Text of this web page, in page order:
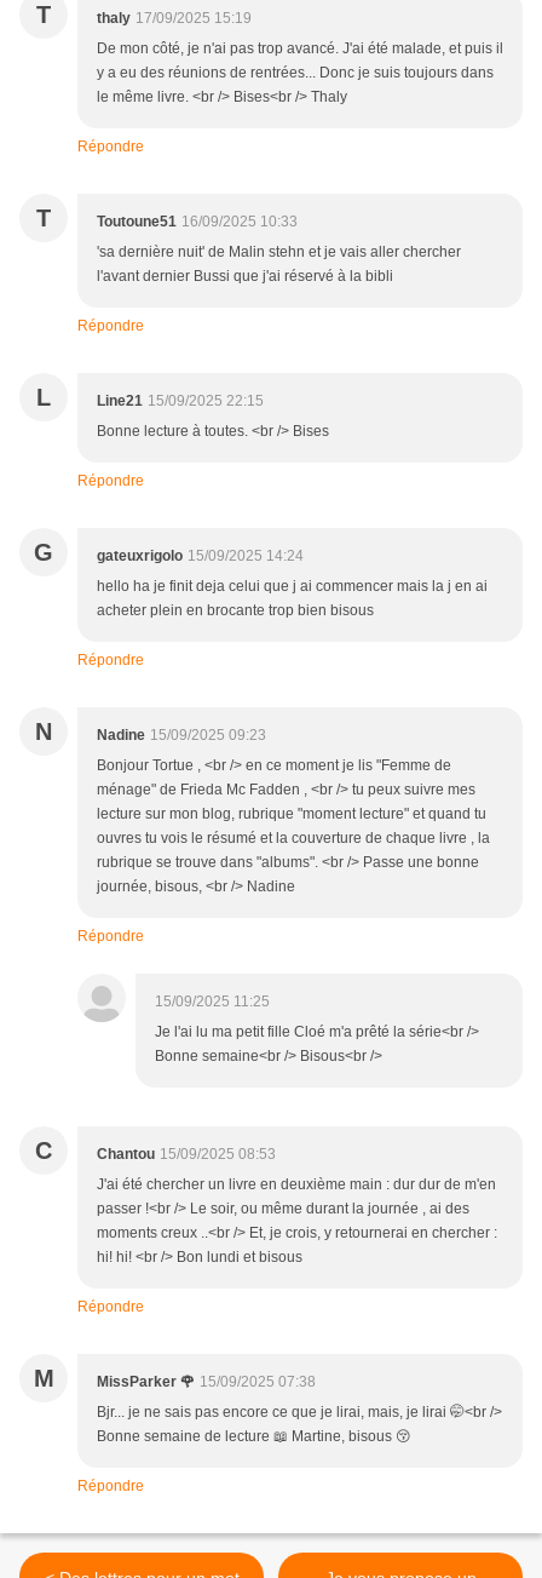
T thaly 17/09/2025 15:19
De mon côté, je n'ai pas trop avancé. J'ai été malade, et puis il
y a eu des réunions de rentrées... Donc je suis toujours dans
le même livre. <br /> Bises<br /> Thaly
Répondre
T Toutoune51 16/09/2025 10:33
'sa dernière nuit' de Malin stehn et je vais aller chercher
l'avant dernier Bussi que j'ai réservé à la bibli
Répondre
L Line21 15/09/2025 22:15
Bonne lecture à toutes. <br /> Bises
Répondre
G gateuxrigolo 15/09/2025 14:24
hello ha je finit deja celui que j ai commencer mais la j en ai
acheter plein en brocante trop bien bisous
Répondre
N Nadine 15/09/2025 09:23
Bonjour Tortue , <br /> en ce moment je lis "Femme de
ménage" de Frieda Mc Fadden , <br /> tu peux suivre mes
lecture sur mon blog, rubrique "moment lecture" et quand tu
ouvres tu vois le résumé et la couverture de chaque livre , la
rubrique se trouve dans "albums". <br /> Passe une bonne
journée, bisous, <br /> Nadine
Répondre
15/09/2025 11:25
Je l'ai lu ma petit fille Cloé m'a prêté la série<br />
Bonne semaine<br /> Bisous<br />
C Chantou 15/09/2025 08:53
J'ai été chercher un livre en deuxième main : dur dur de m'en
passer !<br /> Le soir, ou même durant la journée , ai des
moments creux ..<br /> Et, je crois, y retournerai en chercher :
hi! hi! <br /> Bon lundi et bisous
Répondre
M MissParker 🌹 15/09/2025 07:38
Bjr... je ne sais pas encore ce que je lirai, mais, je lirai 🤭<br />
Bonne semaine de lecture 📖 Martine, bisous 😚
Répondre